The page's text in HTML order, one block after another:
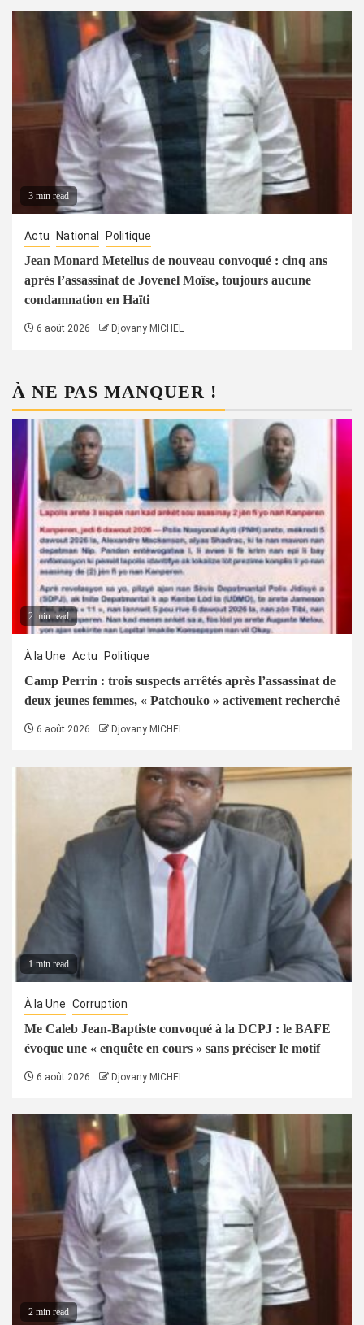
3 min read
Actu National Politique
Jean Monard Metellus de nouveau convoqué : cinq ans
après l’assassinat de Jovenel Moïse, toujours aucune
condamnation en Haïti
6 août 2026 Djovany MICHEL
À NE PAS MANQUER !
2 min read
À la Une Actu Politique
Camp Perrin : trois suspects arrêtés après l’assassinat de
deux jeunes femmes, « Patchouko » activement recherché
6 août 2026 Djovany MICHEL
1 min read
À la Une Corruption
Me Caleb Jean-Baptiste convoqué à la DCPJ : le BAFE
évoque une « enquête en cours » sans préciser le motif
6 août 2026 Djovany MICHEL
2 min read